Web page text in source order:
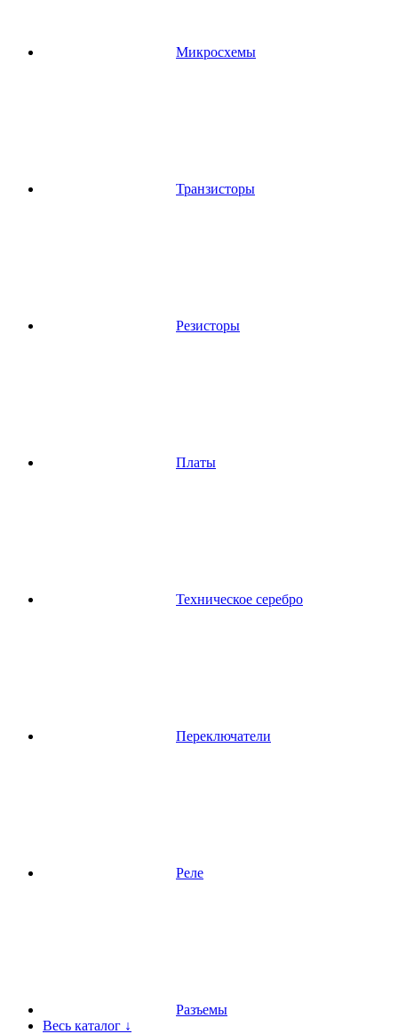
Микросхемы
Транзисторы
Резисторы
Платы
Техническое серебро
Переключатели
Реле
Разъемы
Весь каталог ↓